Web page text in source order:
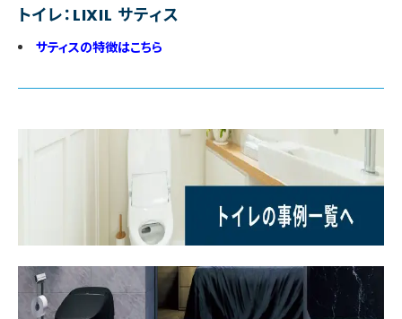
トイレ：LIXIL サティス
サティスの特徴はこちら